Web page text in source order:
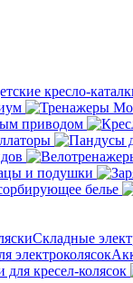
кресло-
приводом
и подушки
белье
Складные
для кресел-колясок